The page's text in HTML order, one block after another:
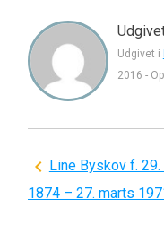
Udgivet i
2016 -
Line Byskov f. 29.
1874 – 27. marts